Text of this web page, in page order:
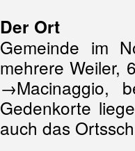
Der Ort
Gemeinde im
mehrere Weiler,
→Macinaggio,
Gedenkorte
auch das